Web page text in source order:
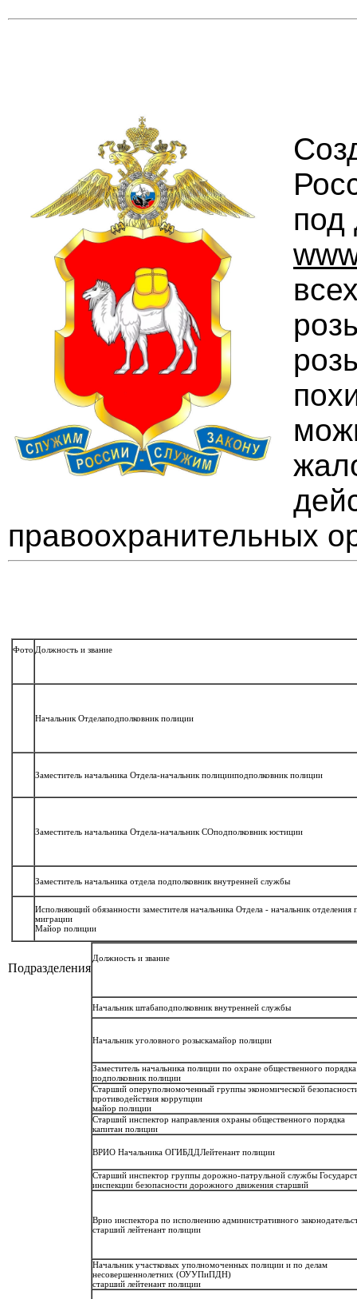
правоохранительных
Фото Должность и звание
Начальник Отделаподполковник полиции
Заместитель начальника Отдела-начальник полицииподполковник полиции
Заместитель начальника Отдела-начальник СОподполковник юстиции
Заместитель начальника отдела подполковник внутренней службы
Исполняющий обязанности заместителя начальника Отдела - начальник отделения
миграции
Майор полиции
Подразделения
Должность и звание
Начальник штабаподполковник внутренней службы
Начальник уголовного розыскамайор полиции
Заместитель начальника полиции по охране общественного порядка
подполковник полиции
Старший оперуполномоченный группы экономической
противодействия коррупции
майор полиции
Старший инспектор направления охраны общественного порядка
капитан полиции
ВРИО Начальника ОГИБДДЛейтенант полиции
Старший инспектор группы дорожно-патрульной службы
инспекции безопасности дорожного движения старший
Врио инспектора по исполнению административного
старший лейтенант полиции
Начальник участковых уполномоченных полиции и по делам
несовершеннолетних (ОУУПиПДН)
старший лейтенант полиции